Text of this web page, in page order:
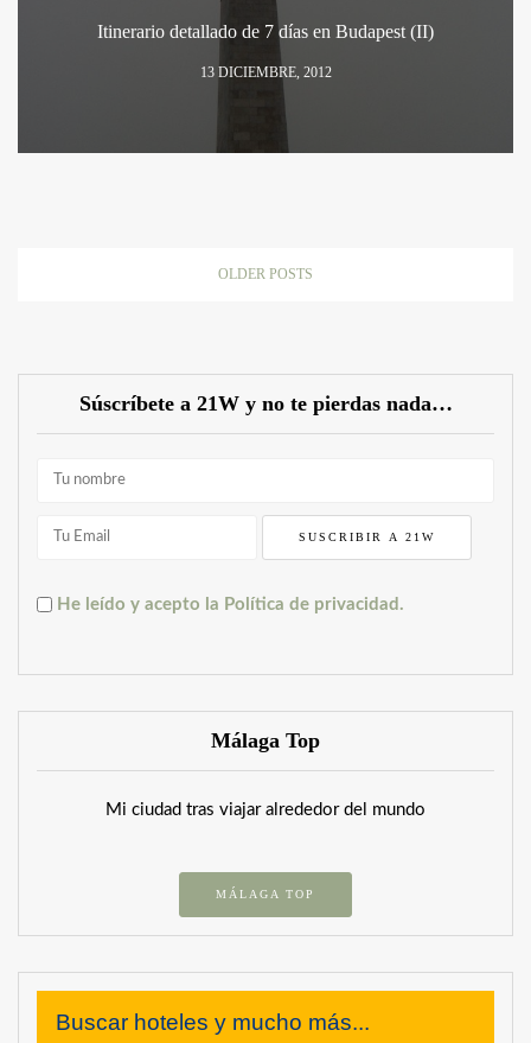
Itinerario detallado de 7 días en Budapest (II)
13 DICIEMBRE, 2012
OLDER POSTS
Súscríbete a 21W y no te pierdas nada…
He leído y acepto la Política de privacidad.
Málaga Top
Mi ciudad tras viajar alrededor del mundo
MÁLAGA TOP
Buscar hoteles y mucho más...